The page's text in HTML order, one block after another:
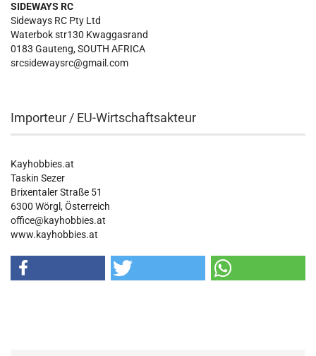
SIDEWAYS RC
Sideways RC Pty Ltd
Waterbok str130 Kwaggasrand
0183 Gauteng, SOUTH AFRICA
srcsidewaysrc@gmail.com
Importeur / EU-Wirtschaftsakteur
Kayhobbies.at
Taskin Sezer
Brixentaler Straße 51
6300 Wörgl, Österreich
office@kayhobbies.at
www.kayhobbies.at